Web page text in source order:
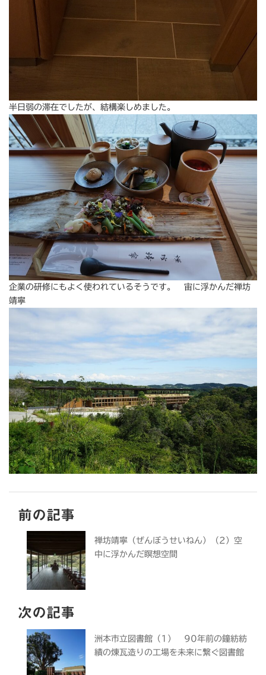
半日弱の滞在でしたが、結構楽しめました。
企業の研修にもよく使われているそうです。 宙に浮かんだ禅坊
靖寧
前の記事
禅坊靖寧（ぜんぼうせいねん）（2）空
中に浮かんだ瞑想空間
次の記事
洲本市立図書館（1） 90年前の鐘紡紡
績の煉瓦造りの工場を未来に繋ぐ図書館